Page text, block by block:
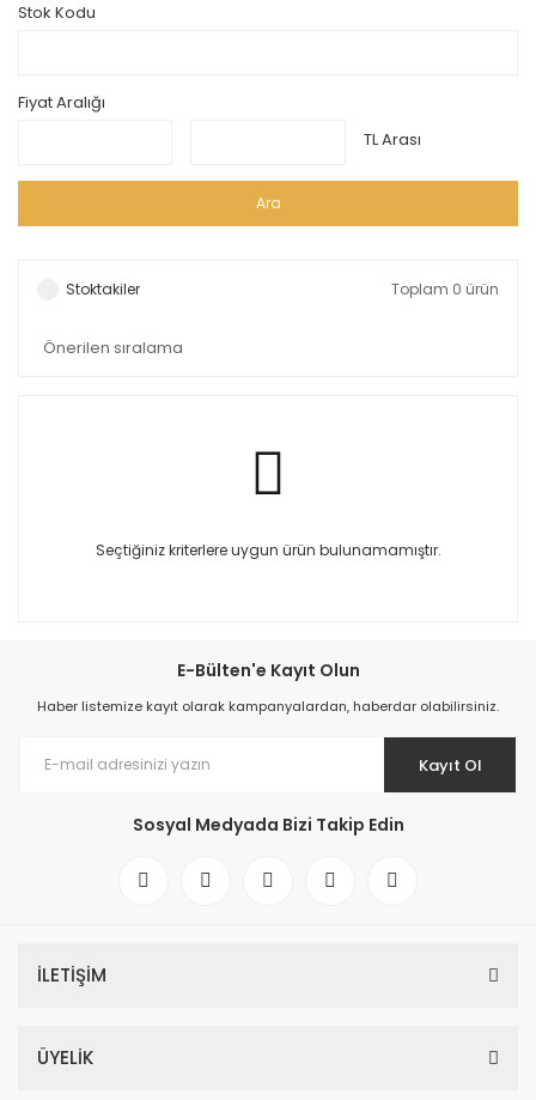
Stok Kodu
Fiyat Aralığı
TL Arası
Ara
Stoktakiler Toplam 0 ürün
Seçtiğiniz kriterlere uygun ürün bulunamamıştır.
E-Bülten'e Kayıt Olun
Haber listemize kayıt olarak kampanyalardan, haberdar olabilirsiniz.
Kayıt Ol
Sosyal Medyada Bizi Takip Edin
İLETİŞİM
ÜYELİK